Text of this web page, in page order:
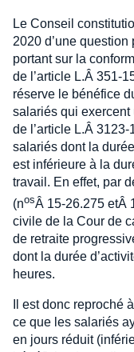
Le Conseil
2020 d’une
portant sur la
de l’article L.Â 351-
réserve le bénéfice
salariés qui
de l’article L.Â
salariés dont la
est inférieure à la
travail. En effet, par
(nosÂ 15-26.275 etÂ
civile de la Cour de
de retraite
dont la durée
heures.
Il est donc reproché
ce que les salariés
en jours réduit